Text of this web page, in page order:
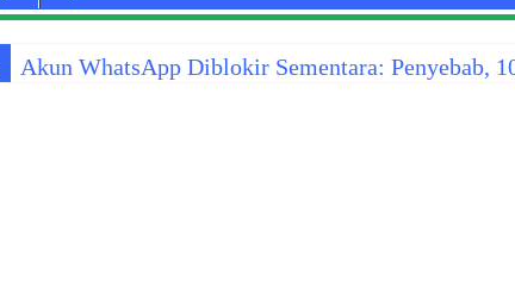
Akun WhatsApp Diblokir Sementara: Penyebab,